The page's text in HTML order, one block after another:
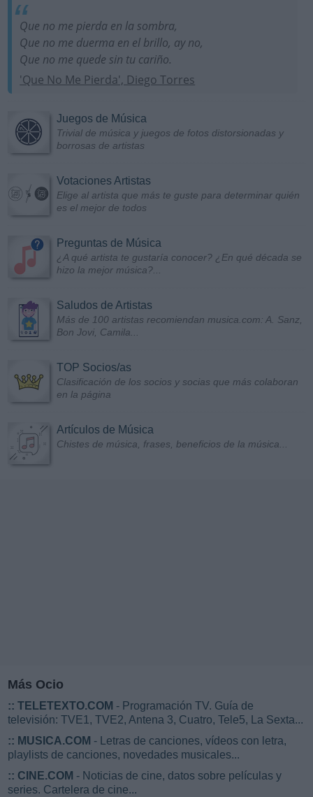
Que no me pierda en la sombra,
Que no me duerma en el brillo, ay no,
Que no me quede sin tu cariño.
'Que No Me Pierda', Diego Torres
Juegos de Música
Trivial de música y juegos de fotos distorsionadas y
borrosas de artistas
Votaciones Artistas
Elige al artista que más te guste para determinar quién
es el mejor de todos
Preguntas de Música
¿A qué artista te gustaría conocer? ¿En qué década se
hizo la mejor música?...
Saludos de Artistas
Más de 100 artistas recomiendan musica.com: A. Sanz,
Bon Jovi, Camila...
TOP Socios/as
Clasificación de los socios y socias que más colaboran
en la página
Artículos de Música
Chistes de música, frases, beneficios de la música...
Más Ocio
:: TELETEXTO.COM - Programación TV. Guía de
televisión: TVE1, TVE2, Antena 3, Cuatro, Tele5, La Sexta...
:: MUSICA.COM - Letras de canciones, vídeos con letra,
playlists de canciones, novedades musicales...
:: CINE.COM - Noticias de cine, datos sobre películas y
series. Cartelera de cine...